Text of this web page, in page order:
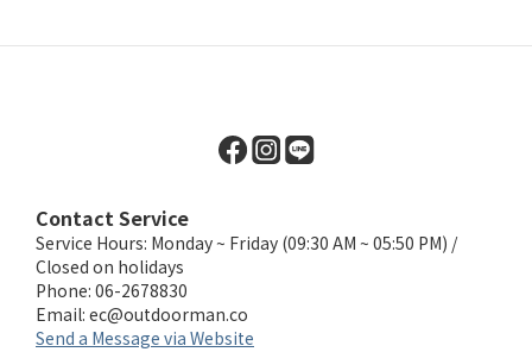
Contact Service
Service Hours: Monday ~ Friday (09:30 AM ~ 05:50 PM) /
Closed on holidays
Phone: 06-2678830
Email: ec@outdoorman.co
Send a Message via Website